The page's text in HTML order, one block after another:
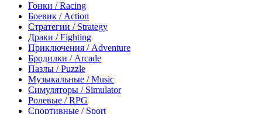
Гонки / Racing
Боевик / Action
Стратегии / Strategy
Драки / Fighting
Приключения / Adventure
Бродилки / Arcade
Пазлы / Puzzle
Музыкальные / Music
Симуляторы / Simulator
Ролевые / RPG
Спортивные / Sport